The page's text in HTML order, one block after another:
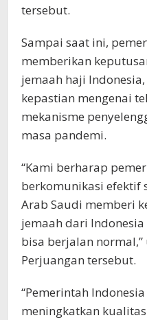
tersebut.
Sampai saat ini,
memberikan
jemaah haji
kepastian mengenai
mekanisme
masa pandemi.
“Kami berharap
berkomunikasi efektif
Arab Saudi memberi
jemaah dari
bisa berjalan
Perjuangan tersebut.
“Pemerintah
meningkatkan